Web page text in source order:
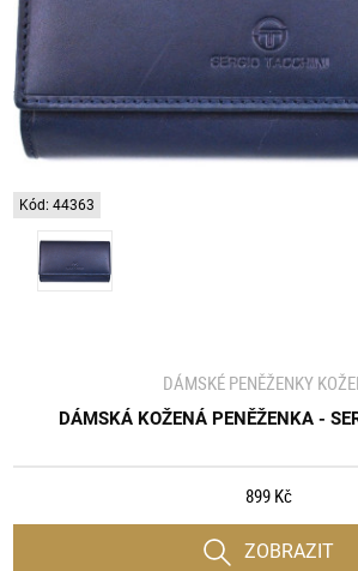
Kód: 44363
DÁMSKÉ PENĚŽENKY
DÁMSKÁ KOŽENÁ PENĚŽENKA -
899 Kč
ZOBRAZIT